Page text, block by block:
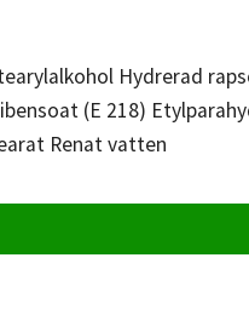
Hydrerad
(E 218)
Renat vatten